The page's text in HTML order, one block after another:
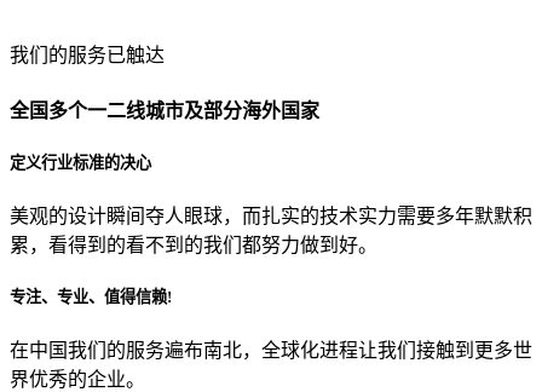
贵公司预算范围是？
贵公司的团队规模是？
目前主要的营销渠道是？
我们的服务已触达
全国多个一二线城市及部分海外国家
定义行业标准的决心
美观的设计瞬间夺人眼球，而扎实的技术实力需要多年默默积
累，看得到的看不到的我们都努力做到好。
专注、专业、值得信赖!
在中国我们的服务遍布南北，全球化进程让我们接触到更多世
界优秀的企业。